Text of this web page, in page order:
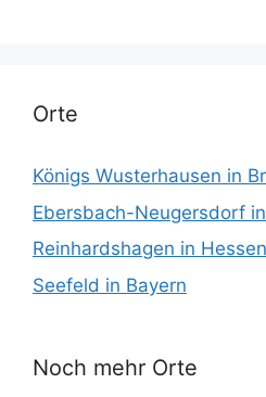
Orte
Königs Wusterhausen in
Ebersbach-Neugersdorf
Reinhardshagen in Hessen
Seefeld in Bayern
Noch mehr Orte